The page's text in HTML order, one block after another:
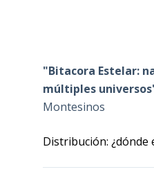
"Bitacora Estelar:
múltiples
Montesinos
Distribución: ¿dónde